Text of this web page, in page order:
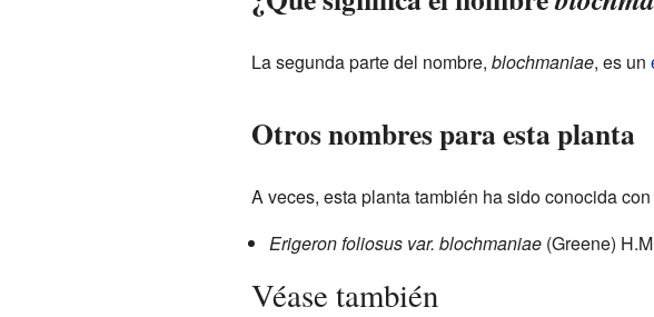
La segunda parte del nombre, blochmaniae, es un
Otros nombres para esta planta
A veces, esta planta también ha sido conocida
Erigeron foliosus var. blochmaniae(Greene)
Véase también